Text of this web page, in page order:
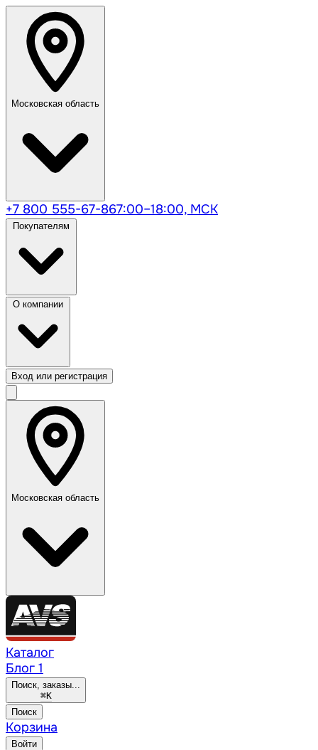
Московская область
+7 800 555-67-867:00–18:00, МСК
Вход или регистрация
Московская область
Каталог
Блог 1
Поиск, заказы...
⌘K
Поиск
Корзина
Войти